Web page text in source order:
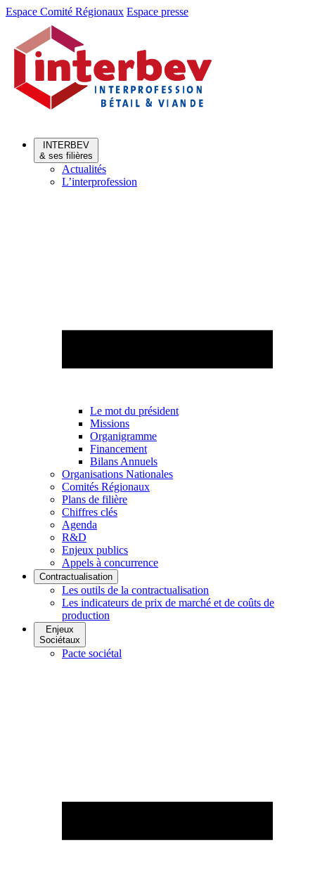
Aller
Aller
contenu
Espace Comité Régionaux Espace presse
INTERBEV
& ses filières
Actualités
L’interprofession
Le mot du président
Missions
Organigramme
Financement
Bilans Annuels
Organisations Nationales
Comités Régionaux
Plans de filière
Chiffres clés
Agenda
R&D
Enjeux publics
Appels à concurrence
Contractualisation
Les outils de la contractualisation
Les indicateurs de prix de marché et de coûts de
production
Enjeux
Sociétaux
Pacte sociétal